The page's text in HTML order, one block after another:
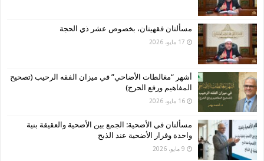
مسألتان فقهيتان، بخصوص عشر ذي الحجة
17 مايو، 2026
أشهر “مغالطات الأضاحي” في ميزان الفقه الرحيب (تصحيح
المفاهيم ورفع الحرج)
16 مايو، 2026
مسألتان في الأضحية: الجمع بين الأضحية والعقيقة بنية
واحدة وفرار الأضحية عند الذبح
9 مايو، 2026